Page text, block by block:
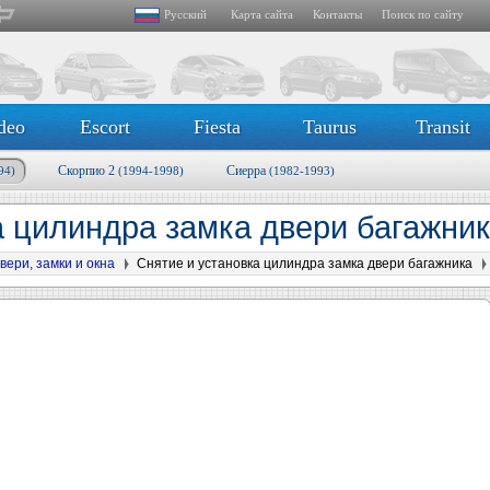
Русский Карта сайта Контакты Поиск по сайту
Escort Fiesta Taurus Transit
Скорпио 2 (1994-1998) Сиерра (1982-1993)
цилиндра замка двери
замки и окна Снятие и установка цилиндра замка двери багажника